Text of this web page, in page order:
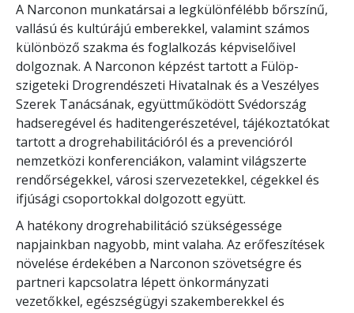
A Narconon munkatársai a legkülönfélébb bőrszínű,
vallású és kultúrájú emberekkel, valamint számos
különböző szakma és foglalkozás képviselőivel
dolgoznak. A Narconon képzést tartott a Fülöp-
szigeteki Drogrendészeti Hivatalnak és a Veszélyes
Szerek Tanácsának, együttműködött Svédország
hadseregével és haditengerészetével, tájékoztatókat
tartott a drogrehabilitációról és a prevencióról
nemzetközi konferenciákon, valamint világszerte
rendőrségekkel, városi szervezetekkel, cégekkel és
ifjúsági csoportokkal dolgozott együtt.
A hatékony drogrehabilitáció szükségessége
napjainkban nagyobb, mint valaha. Az erőfeszítések
növelése érdekében a Narconon szövetségre és
partneri kapcsolatra lépett önkormányzati
vezetőkkel, egészségügyi szakemberekkel és